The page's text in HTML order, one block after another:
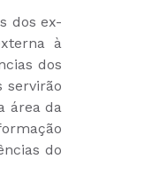
dos ex-
à
dos
servirão
área da
do